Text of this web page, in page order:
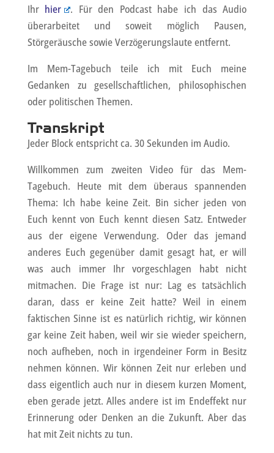
Ihr hier
. Für den Podcast habe ich das Audio
überarbeitet und soweit möglich Pausen,
Störgeräusche sowie Verzögerungslaute entfernt.
Im Mem-Tagebuch teile ich mit Euch meine
Gedanken zu gesellschaftlichen, philosophischen
oder politischen Themen.
Transkript
Jeder Block entspricht ca. 30 Sekunden im Audio.
Willkommen zum zweiten Video für das Mem-
Tagebuch. Heute mit dem überaus spannenden
Thema: Ich habe keine Zeit. Bin sicher jeden von
Euch kennt von Euch kennt diesen Satz. Entweder
aus der eigene Verwendung. Oder das jemand
anderes Euch gegenüber damit gesagt hat, er will
was auch immer Ihr vorgeschlagen habt nicht
mitmachen. Die Frage ist nur: Lag es tatsächlich
daran, dass er keine Zeit hatte? Weil in einem
faktischen Sinne ist es natürlich richtig, wir können
gar keine Zeit haben, weil wir sie wieder speichern,
noch aufheben, noch in irgendeiner Form in Besitz
nehmen können. Wir können Zeit nur erleben und
dass eigentlich auch nur in diesem kurzen Moment,
eben gerade jetzt. Alles andere ist im Endeffekt nur
Erinnerung oder Denken an die Zukunft. Aber das
hat mit Zeit nichts zu tun.